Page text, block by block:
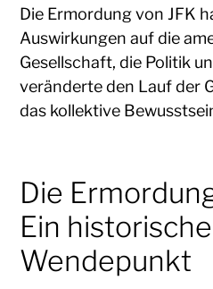
Die Ermordung von JFK
Auswirkungen auf die
Gesellschaft, die Politik
veränderte den Lauf der
das kollektive
Die
Ein
Wendepunkt